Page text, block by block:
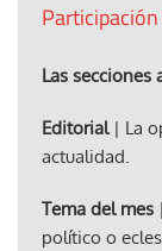
Las secciones
Editorial| La
actualidad.
Tema del mes
político o